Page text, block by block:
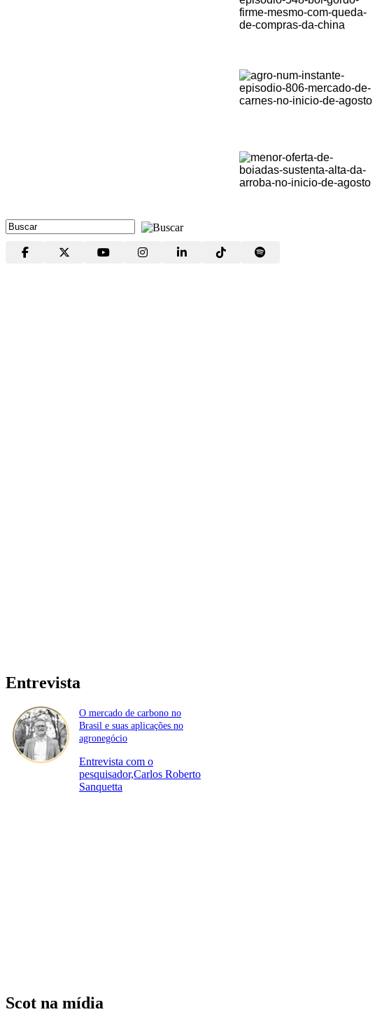
Entrevista
O mercado de carbono no
Brasil e suas aplicações no
agronegócio
Entrevista com o
pesquisador,Carlos Roberto
Sanquetta
Scot na mídia